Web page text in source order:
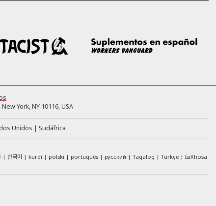
York, NY 10116, USA
Unidos Sudáfrica
한국어 kurdî polski português русский Tagalog Türkçe IsiXhosa